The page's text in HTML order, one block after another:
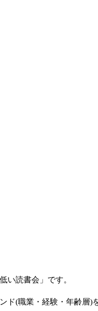
い読書会」です。
(職業・経験・年齢層)